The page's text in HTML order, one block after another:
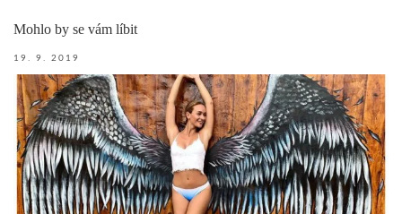
Mohlo by se vám líbit
19. 9. 2019